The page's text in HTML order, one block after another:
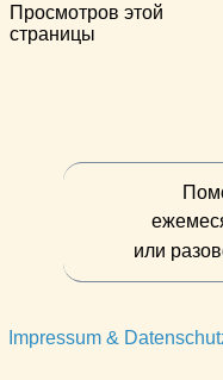
Просмотров этой
страницы
или
Impressum &